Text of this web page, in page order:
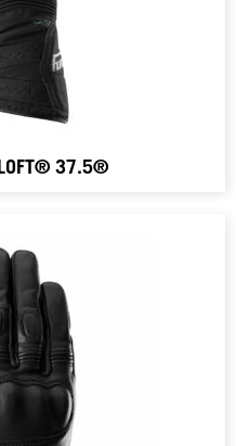
37.5®